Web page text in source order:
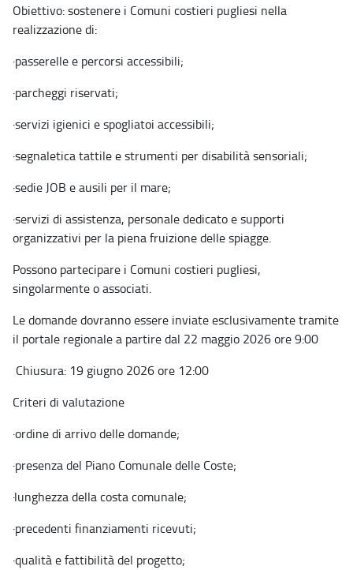
Obiettivo: sostenere i Comuni costieri pugliesi nella
realizzazione di:
·passerelle e percorsi accessibili;
·parcheggi riservati;
·servizi igienici e spogliatoi accessibili;
·segnaletica tattile e strumenti per disabilità sensoriali;
·sedie JOB e ausili per il mare;
·servizi di assistenza, personale dedicato e supporti
organizzativi per la piena fruizione delle spiagge.
Possono partecipare i Comuni costieri pugliesi,
singolarmente o associati.
Le domande dovranno essere inviate esclusivamente tramite
il portale regionale a partire dal 22 maggio 2026 ore 9:00
Chiusura: 19 giugno 2026 ore 12:00
Criteri di valutazione
·ordine di arrivo delle domande;
·presenza del Piano Comunale delle Coste;
·lunghezza della costa comunale;
·precedenti finanziamenti ricevuti;
·qualità e fattibilità del progetto;